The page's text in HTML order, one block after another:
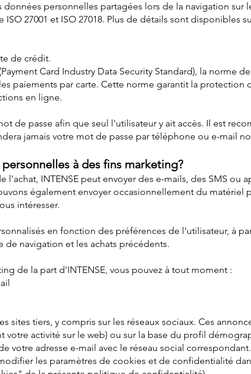
personnelles partagées lors de la navigation sur
27001 et ISO 27018. Plus de détails sont disponibles
de crédit.
Card Industry Data Security Standard), la norme
paiements par carte. Cette norme garantit la protection
en ligne.
de passe afin que seul l'utilisateur y ait accès. Il est
jamais votre mot de passe par téléphone ou e-mail
à des fins marketing?
INTENSE peut envoyer des e-mails, des SMS ou
également envoyer occasionnellement du matériel
intéresser.
en fonction des préférences de l'utilisateur, à
navigation et les achats précédents.
de la part d'INTENSE, vous pouvez à tout moment :
sites tiers, y compris sur les réseaux sociaux. Ces
activité sur le web) ou sur la base du profil
votre adresse e-mail avec le réseau social
les paramètres de cookies et de confidentialité